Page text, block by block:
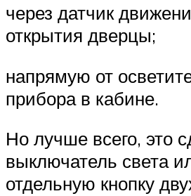
через датчик
открытия дверцы;
напрямую от
прибора в кабине.
Но лучше всего, это
выключатель света
отдельную кнопку